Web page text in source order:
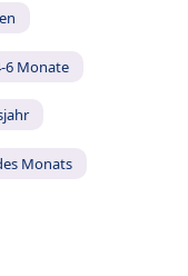
6 Monate
Monats